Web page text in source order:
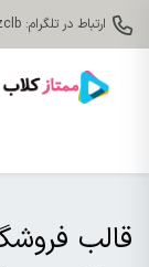
ارتباط در تلگرام: momtazclb@
قالب